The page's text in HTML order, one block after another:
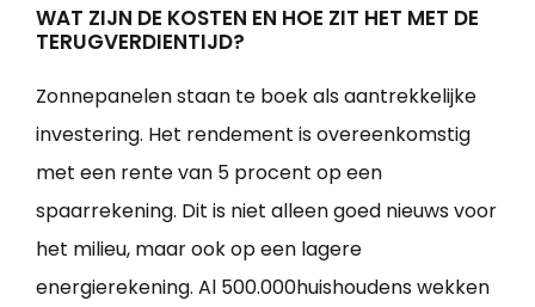
WAT ZIJN DE KOSTEN EN HOE ZIT HET MET DE
TERUGVERDIENTIJD?
Zonnepanelen staan te boek als aantrekkelijke
investering. Het rendement is overeenkomstig
met een rente van 5 procent op een
spaarrekening. Dit is niet alleen goed nieuws voor
het milieu, maar ook op een lagere
energierekening. Al 500.000huishoudens wekken